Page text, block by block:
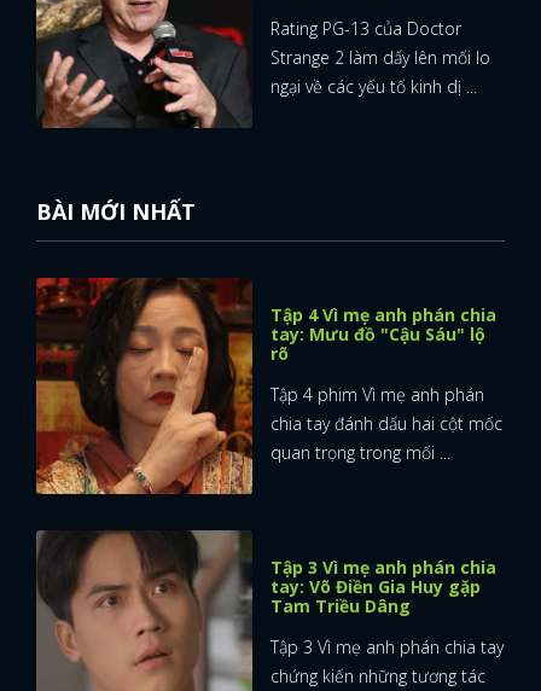
Rating PG-13 của Doctor
Strange 2 làm dấy lên mối lo
ngại về các yếu tố kinh dị ...
BÀI MỚI NHẤT
Tập 4 Vì mẹ anh phán chia
tay: Mưu đồ "Cậu Sáu" lộ
rõ
Tập 4 phim Vì mẹ anh phán
chia tay đánh dấu hai cột mốc
quan trọng trong mối ...
Tập 3 Vì mẹ anh phán chia
tay: Võ Điền Gia Huy gặp
Tam Triều Dâng
Tập 3 Vì mẹ anh phán chia tay
chứng kiến những tương tác